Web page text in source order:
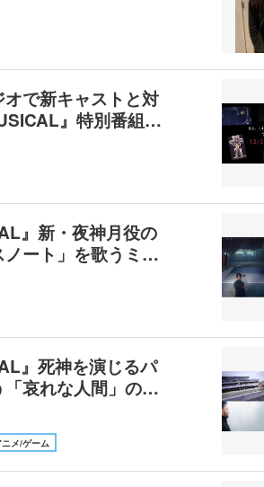
で新キャストと対
』特別番組…
』新・夜神月役の
ノート」を歌うミ…
』死神を演じるパ
「哀れな人間」の…
ニメ/ゲーム